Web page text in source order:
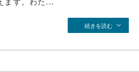
ます。わた...
続きを読む